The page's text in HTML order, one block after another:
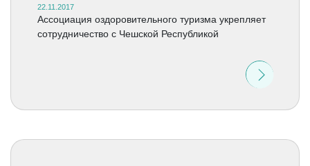
22.11.2017
Ассоциация оздоровительного туризма укрепляет
сотрудничество с Чешской Республикой